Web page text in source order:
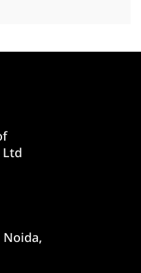
Ltd
Noida,